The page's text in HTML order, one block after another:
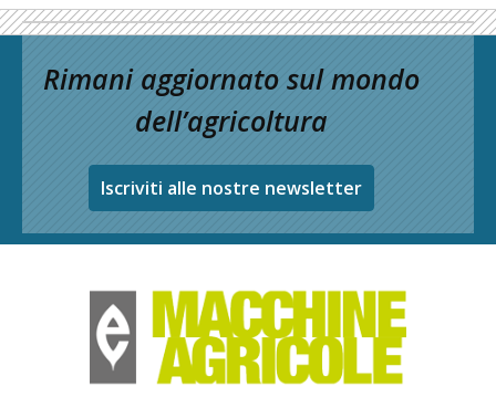
Rimani aggiornato sul mondo
dell’agricoltura
Iscriviti alle nostre newsletter